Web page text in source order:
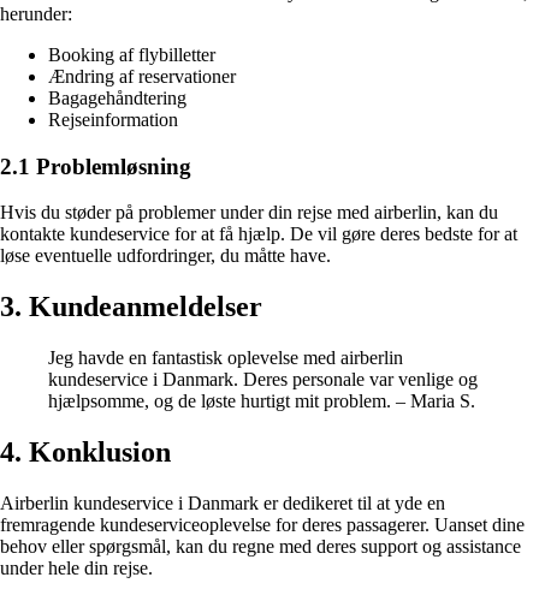
herunder:
Booking af flybilletter
Ændring af reservationer
Bagagehåndtering
Rejseinformation
2.1 Problemløsning
Hvis du støder på problemer under din rejse med airberlin, kan du
kontakte kundeservice for at få hjælp. De vil gøre deres bedste for at
løse eventuelle udfordringer, du måtte have.
3. Kundeanmeldelser
Jeg havde en fantastisk oplevelse med airberlin
kundeservice i Danmark. Deres personale var venlige og
hjælpsomme, og de løste hurtigt mit problem. – Maria S.
4. Konklusion
Airberlin kundeservice i Danmark er dedikeret til at yde en
fremragende kundeserviceoplevelse for deres passagerer. Uanset dine
behov eller spørgsmål, kan du regne med deres support og assistance
under hele din rejse.